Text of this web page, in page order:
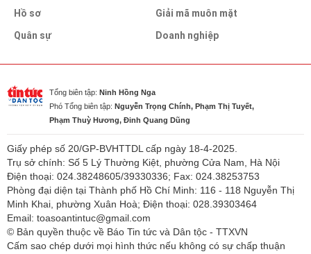
Hồ sơ
Quân sự
Giải mã muôn mặt
Doanh nghiệp
Tổng biên tập: Ninh Hồng Nga
Phó Tổng biên tập: Nguyễn Trọng Chính, Phạm Thị Tuyết,
Phạm Thuỳ Hương, Đinh Quang Dũng
Giấy phép số 20/GP-BVHTTDL cấp ngày 18-4-2025.
Trụ sở chính: Số 5 Lý Thường Kiệt, phường Cửa Nam, Hà Nội
Điện thoại: 024.38248605/39330336; Fax: 024.38253753
Phòng đại diện tại Thành phố Hồ Chí Minh: 116 - 118 Nguyễn Thị
Minh Khai, phường Xuân Hoà; Điện thoại: 028.39303464
Email: toasoantintuc@gmail.com
© Bản quyền thuộc về Báo Tin tức và Dân tộc - TTXVN
Cấm sao chép dưới mọi hình thức nếu không có sự chấp thuận